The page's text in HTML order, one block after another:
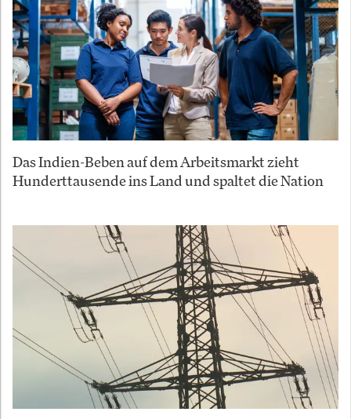
Das Indien-Beben auf dem Arbeitsmarkt zieht
Hunderttausende ins Land und spaltet die Nation